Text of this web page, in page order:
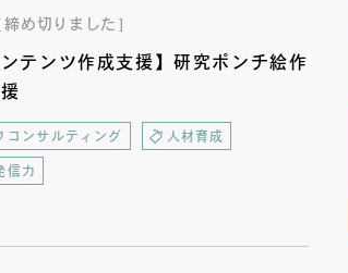
締め切りました
テンツ作成支援】研究ポンチ絵作
コンサルティング 人材育成
信力